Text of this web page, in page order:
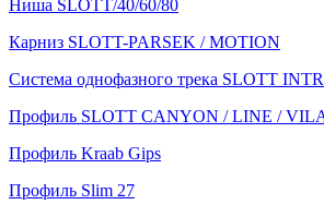
Ниша SLOTT/40/60/80
Карниз SLOTT-PARSEK / MOTION
Система однофазного трека SLOTT
Профиль SLOTT CANYON / LINE /
Профиль Kraab Gips
Профиль Slim 27